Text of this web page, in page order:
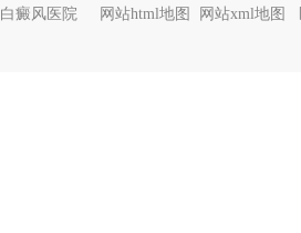
白癜风医院
网站html地图 网站xml地图